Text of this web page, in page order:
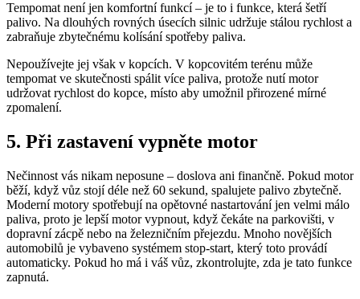
Tempomat není jen komfortní funkcí – je to i funkce, která šetří
palivo. Na dlouhých rovných úsecích silnic udržuje stálou rychlost a
zabraňuje zbytečnému kolísání spotřeby paliva.
Nepoužívejte jej však v kopcích. V kopcovitém terénu může
tempomat ve skutečnosti spálit více paliva, protože nutí motor
udržovat rychlost do kopce, místo aby umožnil přirozené mírné
zpomalení.
5. Při zastavení vypněte motor
Nečinnost vás nikam neposune – doslova ani finančně. Pokud motor
běží, když vůz stojí déle než 60 sekund, spalujete palivo zbytečně.
Moderní motory spotřebují na opětovné nastartování jen velmi málo
paliva, proto je lepší motor vypnout, když čekáte na parkovišti, v
dopravní zácpě nebo na železničním přejezdu. Mnoho novějších
automobilů je vybaveno systémem stop-start, který toto provádí
automaticky. Pokud ho má i váš vůz, zkontrolujte, zda je tato funkce
zapnutá.